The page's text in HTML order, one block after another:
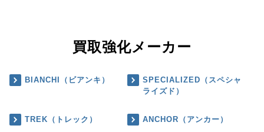
買取強化メーカー
BIANCHI（ビアンキ）
SPECIALIZED（スペシャ
ライズド）
TREK（トレック） ANCHOR（アンカー）